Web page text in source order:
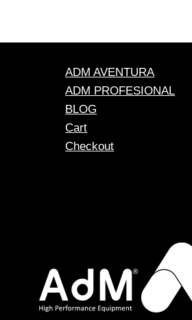
ADM AVENTURA
ADM PROFESIONAL
BLOG
Cart
Checkout